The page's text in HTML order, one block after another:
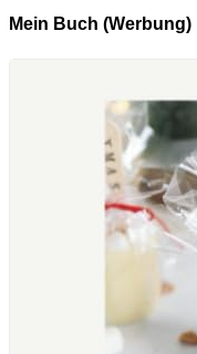
Mein Buch (Werbung)